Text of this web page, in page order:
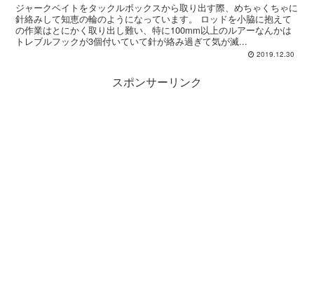
ジャークベイトをタックルボックスから取り出す際、めちゃくちゃに
針絡みして知恵の輪のようになっています。 ロッドを小脇に抱えて
の作業はとにかく取り出し難い、特に100mm以上のルアーなんかは
トレブルフックが3個付いていて針が絡み過ぎて気が滅...
2019.12.30
スポンサーリンク